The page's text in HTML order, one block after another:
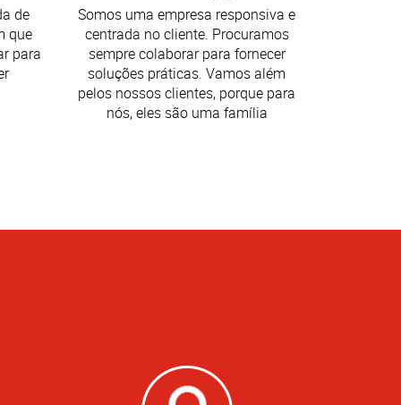
de
que
para
Somos uma empresa responsiva e
centrada no cliente. Procuramos
sempre colaborar para fornecer
soluções práticas. Vamos além
pelos nossos clientes, porque para
nós, eles são uma família